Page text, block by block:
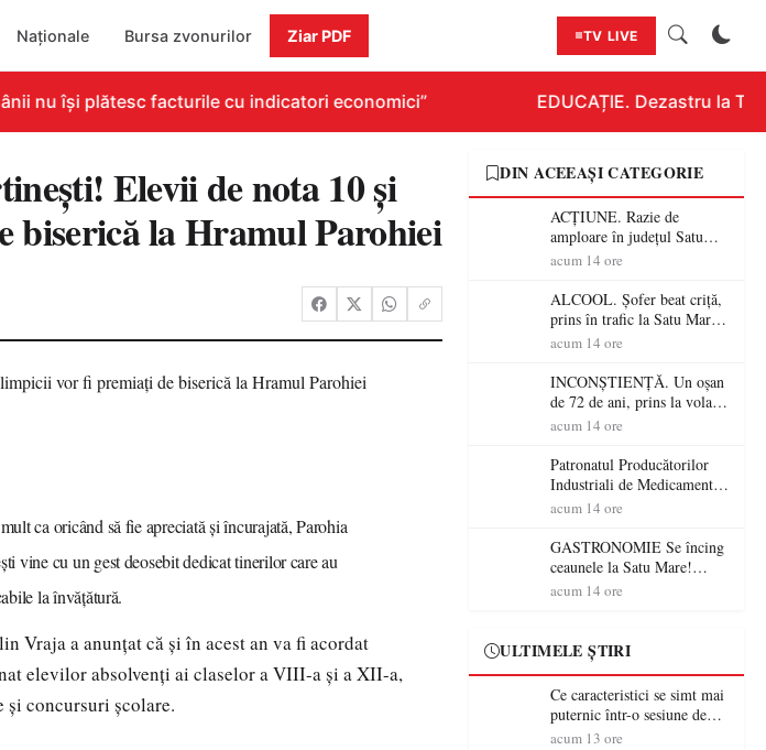
Naționale Bursa zvonurilor Ziar PDF TV LIVE
nu își plătesc facturile cu indicatori economici” EDUCAȚIE. Dezastru la
Elevii de nota 10 și
la Hramul Parohiei
ca oricând să fie apreciată și încurajată, Parohia
vine cu un gest deosebit dedicat tinerilor care au
la învățătură.
Vraja a anunțat că și în acest an va fi acordat
elevilor absolvenți ai claselor a VIII-a și a XII-a,
concursuri școlare.
DIN ACEEAȘI CATEGORIE
ACȚIUNE. Razie de
amploare în județul Satu
Mare! Polițiștii au dat sute
șoferi fără permis într-o
singură zi
acum 14 ore
ALCOOL. Șofer beat criță,
prins în trafic la Satu Mare!
Alcoolemie uriașă
acum 14 ore
INCONȘTIENȚĂ. Un oșan
de 72 de ani, prins la volan
fără permis! Polițiștii l-au
acum 14 ore
Patronatul Producătorilor
Industriali de Medicamente
din România (PRIMER):
energie electrică a fabricilor
de medicamente va pune în
pericol accesul pacienților la
medicamente esențiale
acum 14 ore
GASTRONOMIE Se încing
ceaunele la Satu Mare!
Concursul „Veress Ádám”
jurat de renume
acum 14 ore
ULTIMELE ȘTIRI
Ce caracteristici se simt mai
puternic într-o sesiune de
distracție la sloturi online:
acum 13 ore